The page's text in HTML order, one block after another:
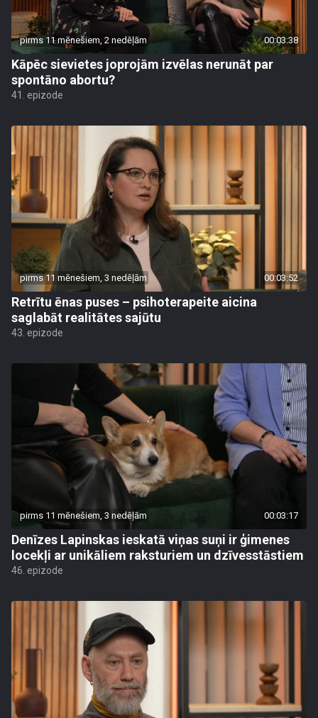
pirms 11 mēnešiem, 2 nedēļām 00:03:38
Kāpēc sievietes joprojām izvēlas nerunāt par
spontāno abortu?
41. epizode
pirms 11 mēnešiem, 3 nedēļām 00:03:52
Retrītu ēnas puses – psihoterapeite aicina
saglabāt realitātes sajūtu
43. epizode
pirms 11 mēnešiem, 3 nedēļām 00:03:17
Denīzes Lapinskas ieskatā viņas suņi ir ģimenes
locekļi ar unikāliem raksturiem un dzīvesstāstiem
46. epizode